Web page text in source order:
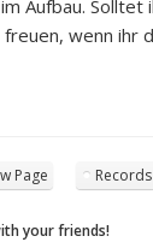
Aufbau.
wenn ihr
Page Records
your friends!